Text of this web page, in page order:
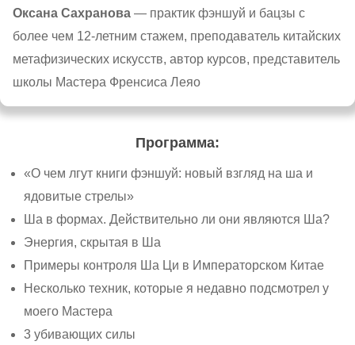
Оксана Сахранова — практик фэншуй и бацзы с
более чем 12-летним стажем, преподаватель китайских
метафизических искусств, автор курсов, представитель
школы Мастера Френсиса Леяо
Программа:
«О чем лгут книги фэншуй: новый взгляд на ша и
ядовитые стрелы»
Ша в формах. Действительно ли они являются Ша?
Энергия, скрытая в Ша
Примеры контроля Ша Ци в Императорском Китае
Несколько техник, которые я недавно подсмотрел у
моего Мастера
3 убивающих силы